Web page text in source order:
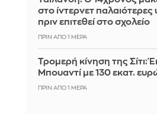
στο ίντερνετ παλαιότερες
πριν επιτεθεί στο σχολείο
ΠΡΙΝ ΑΠΌ 1 ΜΈΡΑ
Τρομερή κίνηση της Σίτι:
Μπουαντί με 130 εκατ.
ΠΡΙΝ ΑΠΌ 1 ΜΈΡΑ